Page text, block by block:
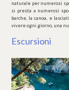
naturale per numerosi
si presta a numerosi
barche, la canoa, e
vivere ogni giorno, una
Escursioni